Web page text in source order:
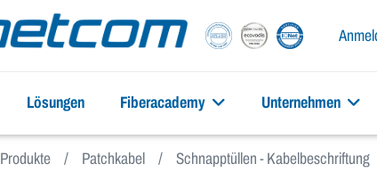
Lösungen Fiberacademy Unternehmen
Produkte Patchkabel Schnapptüllen - Kabelbeschriftung